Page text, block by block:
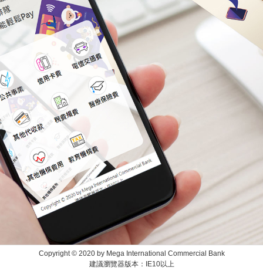
Copyright © 2020 by Mega International Commercial Bank
建議瀏覽器版本：IE10以上